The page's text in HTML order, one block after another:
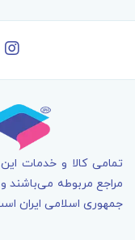
تمامی کالا و خدمات
مراجع مربوطه می‌باشند
جمهوری اسلامی ايران